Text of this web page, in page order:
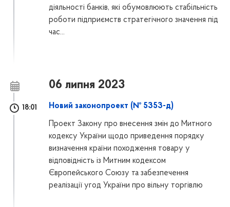
діяльності банків, які обумовлюють стабільність
роботи підприємств стратегічного значення під
час...
06 липня 2023
18:01 Новий законопроект (№ 5353-д)
Проект Закону про внесення змін до Митного
кодексу України щодо приведення порядку
визначення країни походження товару у
відповідність із Митним кодексом
Європейського Союзу та забезпечення
реалізації угод України про вільну торгівлю